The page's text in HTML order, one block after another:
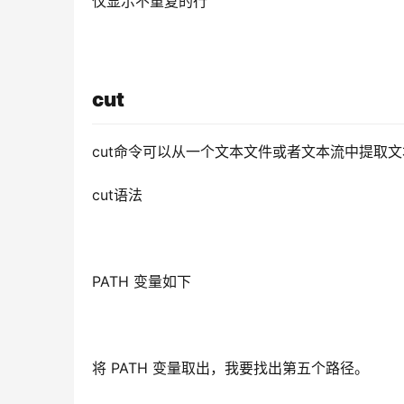
cut
cut命令可以从一个文本文件或者文本流中提取
cut语法
PATH 变量如下
将 PATH 变量取出，我要找出第五个路径。